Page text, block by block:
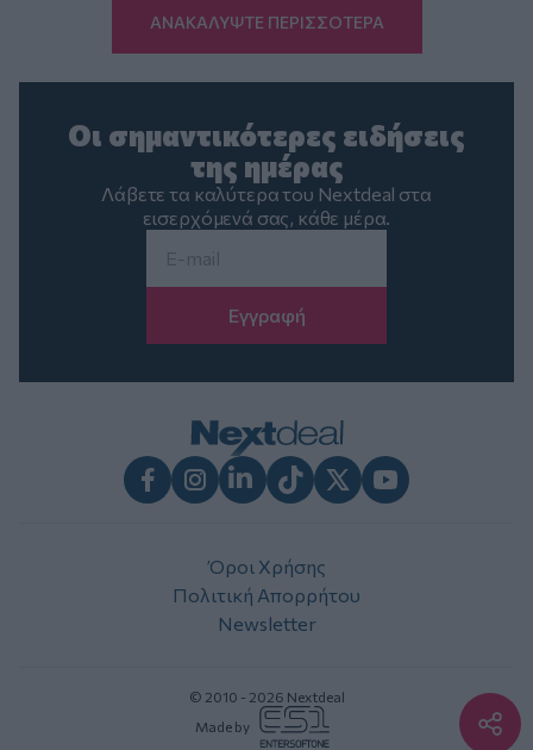
ΑΝΑΚΑΛΥΨΤΕ ΠΕΡΙΣΣΟΤΕΡΑ
Οι σημαντικότερες ειδήσεις
της ημέρας
Λάβετε τα καλύτερα του Nextdeal στα
εισερχόμενά σας, κάθε μέρα.
Όροι Χρήσης
Πολιτική Απορρήτου
Newsletter
© 2010 - 2026 Nextdeal
Made by